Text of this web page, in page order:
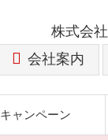
株式会社
会社案内
キャンペーン